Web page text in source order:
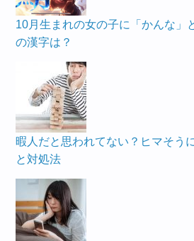
10月生まれの女の子に「かんな」
の漢字は？
暇人だと思われてない？ヒマそう
と対処法